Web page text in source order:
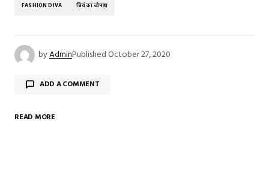
FASHION DIVA प्रियंका चोपड़ा
byAdminPublishedOctober 27, 2020
ADD A COMMENT
READ MORE